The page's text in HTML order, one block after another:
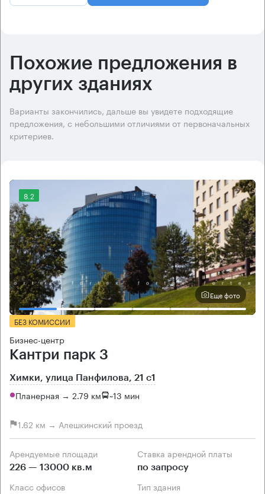
Похожие предложения в
других зданиях
Варианты закончились, дальше вы увидете подходящие
предложения, с небольшими отличиями от первоначальных
критериев.
8.2
Еще фото
БЕЗ КОМИССИИ
Бизнес-центр
Кантри парк 3
Химки, улица Панфилова, 21 с1
Планерная → 2.79 км ~13 мин
1.62 км → Алешкинский проезд
Арендуемые площади
226 — 13000 кв.м
Ставка арендной платы
по запросу
Класс офисов Тип здания